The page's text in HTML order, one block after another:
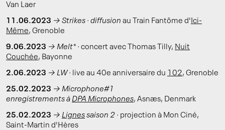
Van Laer
11.06.2023 → Strikes · diffusion au Train Fantôme d' Ici-
Même, Grenoble
9.06.2023 → Melt* · concert avec Thomas Tilly, Nuit
Couchée, Bayonne
2.06.2023 → LW · live au 40e anniversaire du 102, Grenoble
25.02.2023 → Microphone#1
enregistrements àDPA Microphones, Asnæs, Denmark
25.02.2023 → Lignessaison 2 · projection à Mon Ciné,
Saint-Martin d'Hères